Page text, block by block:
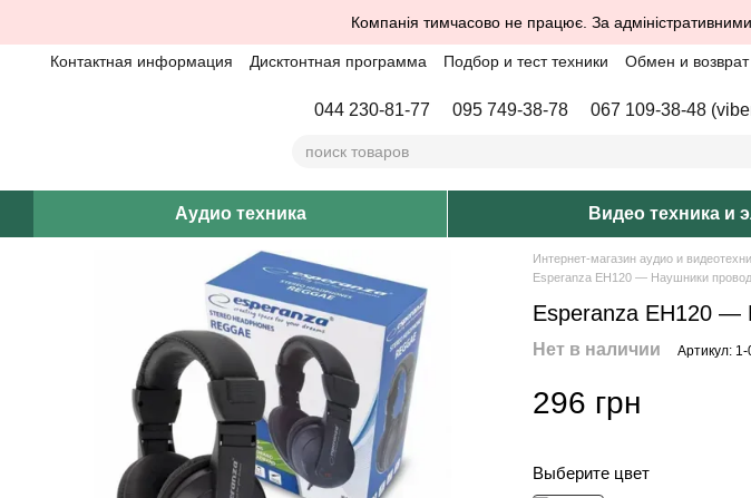
Компанія тимчасово не працює. За
Контактная информация Дисктонтная программа Подбор и тест техники Обмен и возврат
044 230-81-77 095 749-38-78 067 109-38-48
Аудио техника Видео техника и
Интернет-магазин аудио и
Esperanza EH120 — Наушники
Esperanza EH120 —
Нет в наличии Артикул:
296 грн
Выберите цвет